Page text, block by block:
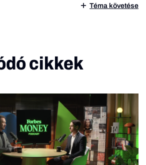
Téma követése
cikkek